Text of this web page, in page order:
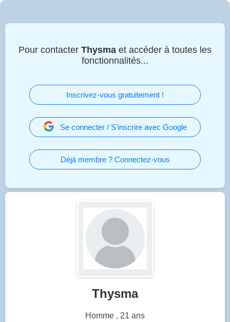
Pour contacter Thysma et accéder à toutes les
fonctionnalités...
Inscrivez-vous gratuitement !
Se connecter / S'inscrire avec Google
Déjà membre ? Connectez-vous
Thysma
Homme , 21 ans